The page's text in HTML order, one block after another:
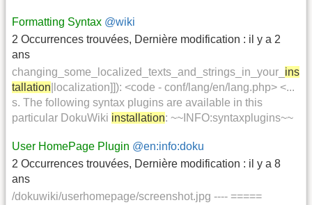
Formatting Syntax @wiki
2 Occurrences trouvées, Dernière modification : il y a 2
ans
changing_some_localized_texts_and_strings_in_your_ ins
tallation |localization]]): <code - conf/lang/en/lang.php> <...
s. The following syntax plugins are available in this
particular DokuWiki installation: ~~INFO:syntaxplugins~~
User HomePage Plugin @en:info:doku
2 Occurrences trouvées, Dernière modification : il y a 8
ans
/dokuwiki/userhomepage/screenshot.jpg ---- =====